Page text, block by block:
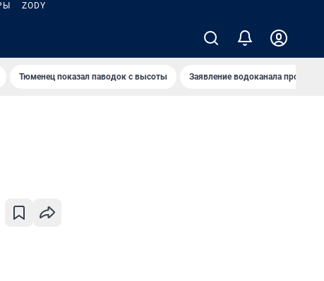
ZODY
Тюменец показал паводок с высоты Заявление водоканала про